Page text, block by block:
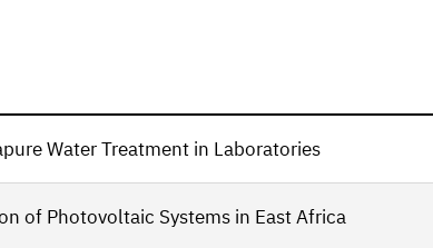
Water Treatment in Laboratories
of Photovoltaic Systems in East Africa